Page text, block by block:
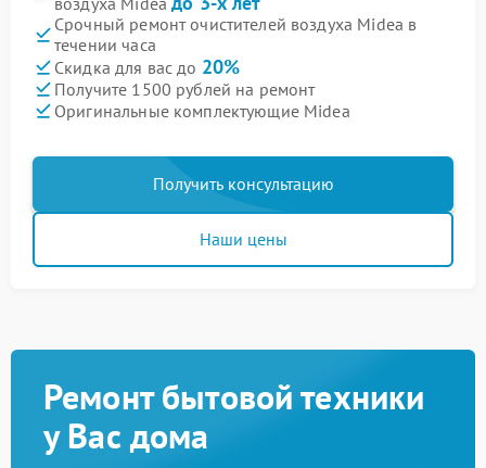
Срочный ремонт очистителей воздуха Midea в
течении часа
Скидка для вас до 20%
Получите 1500 рублей на ремонт
Оригинальные комплектующие Midea
Получить консультацию
Наши цены
Ремонт бытовой техники
у Вас дома